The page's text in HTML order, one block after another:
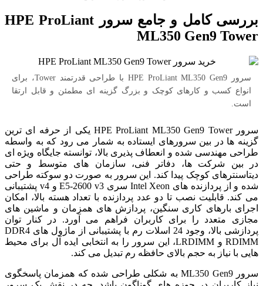
بررسی کامل و جامع سرور HPE ProLiant
ML350 Gen9 Tower
سرور HPE ProLiant ML350 Gen9 با طراحی قدرتمند Tower، برای
انواع کسب و کارهای کوچک و بزرگ گزینه ای مطمئن و قابل ارتقا
است.
سرور HPE ProLiant ML350 Gen9 Tower یکی از حرفه ای ترین
گزینه ها در بین سرورهای ایستاده به شمار می رود که به واسطه
طراحی مهندسی شده و انعطاف پذیری بالا، توانسته جایگاه ویژه ای
در بین شرکت ها، دفاتر فنی، سازمان های متوسط و حتی
دیتاسنترهای کوچک پیدا کند. این سرور به صورت دو سوکته طراحی
شده و از پردازنده های Intel Xeon سری E5-2600 v3 و v4 پشتیبانی
می کند. قابلیت نصب تا دو عدد پردازنده با تعداد هسته بالا، امکان
اجرای بارهای کاری سنگین، پردازش های همزمان و ماشین های
مجازی متعدد را برای کاربران فراهم می آورد. در کنار توان
پردازشی بالا، وجود 24 اسلات رم با پشتیبانی از ماژول های DDR4
RDIMM و LRDIMM، این سرور را به انتخابی ایده آل برای محیط
هایی با نیاز به حجم بالای حافظه رم تبدیل می کند.
سرور ML350 Gen9 به شکلی طراحی شده که همزمان پاسخگوی